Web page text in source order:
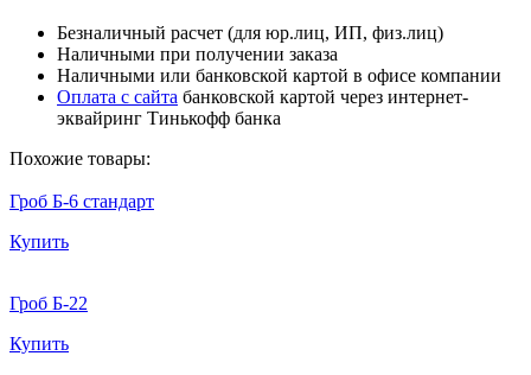
Безналичный расчет (для юр.лиц, ИП, физ.лиц)
Наличными при получении заказа
Наличными или банковской картой в офисе компании
Оплата с сайта банковской картой через интернет-
эквайринг Тинькофф банка
Похожие товары:
Гроб Б-6 стандарт
Купить
Гроб Б-22
Купить